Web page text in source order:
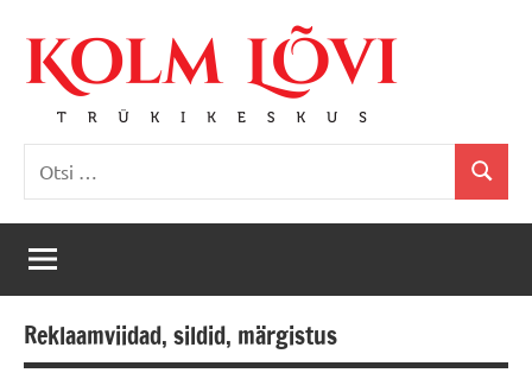
content
Kolm
Lõvi
Trükikeskus
lahenduse!
Otsi
Reklaamviidad, sildid, märgistus